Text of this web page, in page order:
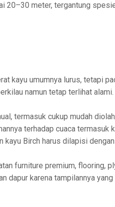
20–30 meter, tergantung
kayu umumnya lurus, tetapi
namun tetap terlihat alami.
termasuk cukup mudah
terhadap cuaca termasuk
kayu Birch harus dilapisi
furniture premium, flooring,
dapur karena tampilannya